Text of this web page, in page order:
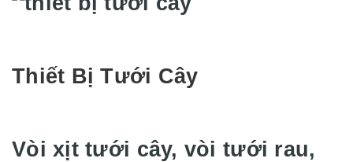
Thiết Bị Tưới Cây
Vòi xịt tưới cây, vòi tưới rau,